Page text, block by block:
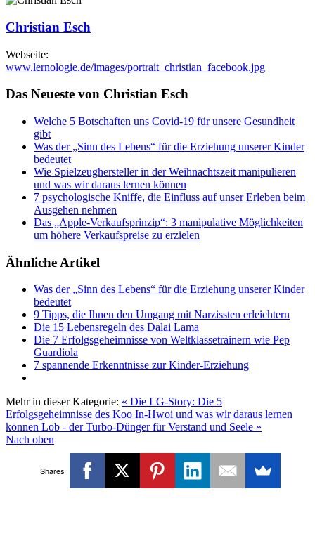
Christian Esch
Webseite:
www.lernologie.de/images/portrait_christian_facebook.jpg
Das Neueste von Christian Esch
Welche 5 Botschaften uns Covid-19 für unsere Gesundheit
gibt
Was der „Sinn des Lebens“ für die Erziehung unserer Kinder
bedeutet
Wie Spielzeughersteller in der Weihnachtszeit manipulieren
und was wir daraus lernen können
7 psychologische Kniffe, die Einfluss auf unser Erleben beim
Ausgehen nehmen
Das „Apple-Verkaufsprinzip“: 3 manipulative Möglichkeiten
um höhere Verkaufspreise zu erzielen
Ähnliche Artikel
Was der „Sinn des Lebens“ für die Erziehung unserer Kinder
bedeutet
9 Tipps, die Ihnen den Umgang mit Narzissten erleichtern
Die 15 Lebensregeln des Dalai Lama
Die 7 Erfolgsgeheimnisse von Weltklassetrainern wie Pep
Guardiola
7 spannende Erkenntnisse zur Kinder-Erziehung
Mehr in dieser Kategorie: « Die LG-Story: Die 5
Erfolgsgeheimnisse des Koo In-Hwoi und was wir daraus lernen
können Lob - der Turbo-Dünger für Verstand und Seele »
Nach oben
Shares